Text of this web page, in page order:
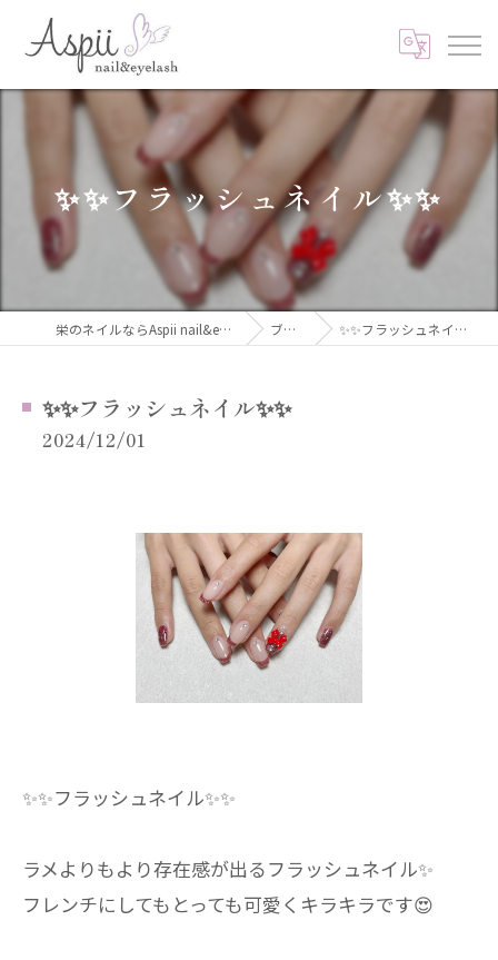
✨✨フラッシュネイル✨✨
栄のネイルならAspii nail&eyelash ブログ ✨✨フラッシュネイル✨✨
✨✨フラッシュネイル✨✨
2024/12/01
✨✨フラッシュネイル✨✨
ラメよりもより存在感が出るフラッシュネイル✨
フレンチにしてもとっても可愛くキラキラです😍